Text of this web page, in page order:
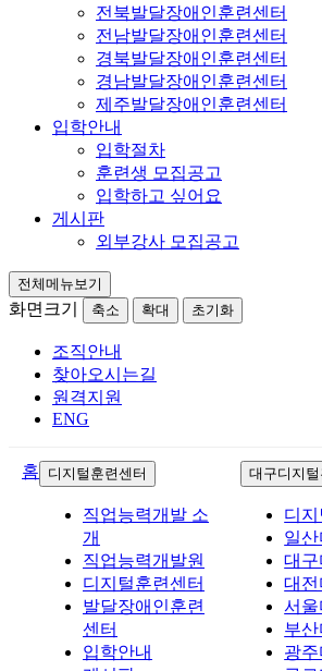
전북발달장애인훈련센터
전남발달장애인훈련센터
경북발달장애인훈련센터
경남발달장애인훈련센터
제주발달장애인훈련센터
입학안내
입학절차
훈련생 모집공고
입학하고 싶어요
게시판
외부강사 모집공고
전체메뉴보기
화면크기 축소 확대 초기화
조직안내
찾아오시는길
원격지원
ENG
홈 디지털훈련센터
직업능력개발 소
개
직업능력개발원
디지털훈련센터
발달장애인훈련
센터
입학안내
대구디지
디
일
대구
대전
서울
부
광